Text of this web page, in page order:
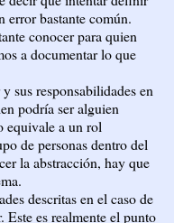
error bastante común.
conocer para quien
a documentar lo que
sus responsabilidades en
podría ser alguien
equivale a un rol
de personas dentro del
la abstracción, hay que
descritas en el caso de
Este es realmente el punto